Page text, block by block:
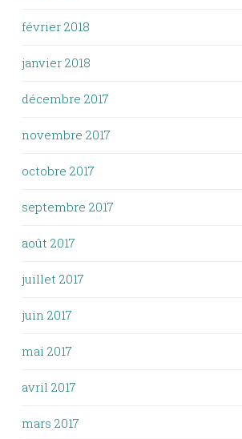
février 2018
janvier 2018
décembre 2017
novembre 2017
octobre 2017
septembre 2017
août 2017
juillet 2017
juin 2017
mai 2017
avril 2017
mars 2017